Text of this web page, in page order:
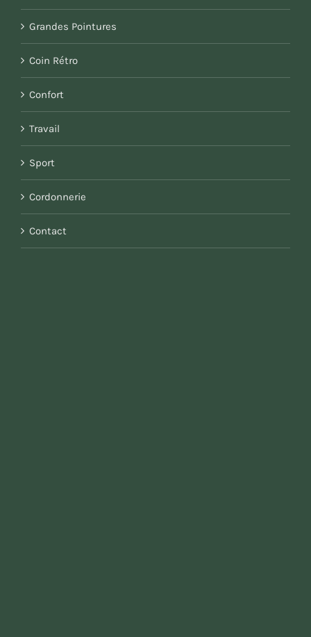
Grandes Pointures
Coin Rétro
Confort
Travail
Sport
Cordonnerie
Contact